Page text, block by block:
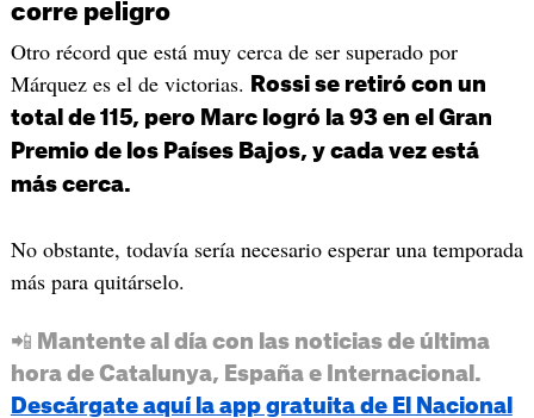
corre peligro
Otro récord que está muy cerca de ser superado por
Márquez es el de victorias.
Rossi se retiró con un
total de 115, pero Marc logró la 93 en el Gran
Premio de los Países Bajos, y cada vez está
más cerca.
No obstante, todavía sería necesario esperar una temporada
más para quitárselo.
📲 Mantente al día con las noticias de última
hora de Catalunya, España e Internacional.
Descárgate aquí la app gratuita de El Nacional